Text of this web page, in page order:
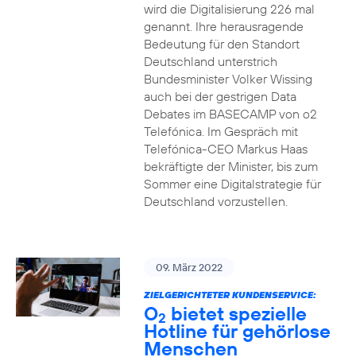
wird die Digitalisierung 226 mal
genannt. Ihre herausragende
Bedeutung für den Standort
Deutschland unterstrich
Bundesminister Volker Wissing
auch bei der gestrigen Data
Debates im BASECAMP von o2
Telefónica. Im Gespräch mit
Telefónica-CEO Markus Haas
bekräftigte der Minister, bis zum
Sommer eine Digitalstrategie für
Deutschland vorzustellen.
09. März 2022
ZIELGERICHTETER KUNDENSERVICE:
O2 bietet spezielle
Hotline für gehörlose
Menschen